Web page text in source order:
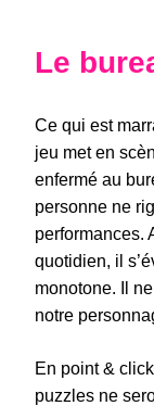
Le
Ce qui est
jeu met en
enfermé au
personne ne
performances.
quotidien, il
monotone. Il
notre
En point &
puzzles ne